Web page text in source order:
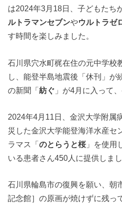
は2024年3月18日、子どもたち
ルトラマンセブンやウルトラゼ
す時間を楽しみました。
石川県穴水町梶在住の元中学校
し、能登半島地震後「休刊」が
の新聞「紡ぐ 」が4月に入って
2024年4月11日、金沢大学附属
災した金沢大学能登海洋水産セ
ラマス「のとらうと桜」を使用
いる患者さん450人に提供しまし
石川県輪島市の復興を願い、朝
記念館］の原画が焼けずに残っ